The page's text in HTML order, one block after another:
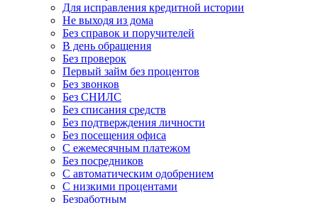
Для исправления кредитной истории
Не выходя из дома
Без справок и поручителей
В день обращения
Без проверок
Первый займ без процентов
Без звонков
Без СНИЛС
Без списания средств
Без подтверждения личности
Без посещения офиса
С ежемесячным платежом
Без посредников
С автоматическим одобрением
С низкими процентами
Безработным